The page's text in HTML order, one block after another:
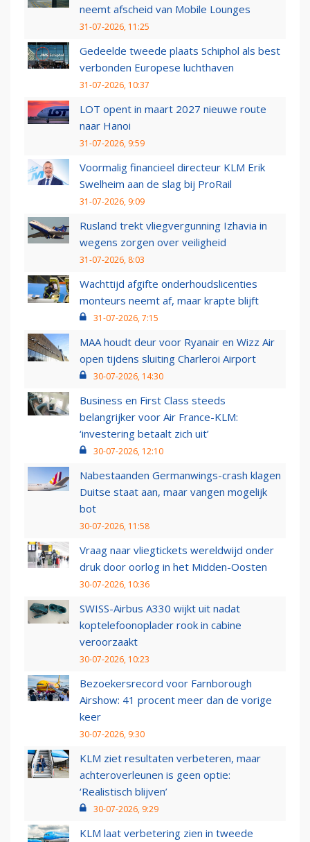
neemt afscheid van Mobile Lounges
31-07-2026, 11:25
Gedeelde tweede plaats Schiphol als best
verbonden Europese luchthaven
31-07-2026, 10:37
LOT opent in maart 2027 nieuwe route
naar Hanoi
31-07-2026, 9:59
Voormalig financieel directeur KLM Erik
Swelheim aan de slag bij ProRail
31-07-2026, 9:09
Rusland trekt vliegvergunning Izhavia in
wegens zorgen over veiligheid
31-07-2026, 8:03
Wachttijd afgifte onderhoudslicenties
monteurs neemt af, maar krapte blijft
31-07-2026, 7:15
MAA houdt deur voor Ryanair en Wizz Air
open tijdens sluiting Charleroi Airport
30-07-2026, 14:30
Business en First Class steeds
belangrijker voor Air France-KLM:
‘investering betaalt zich uit’
30-07-2026, 12:10
Nabestaanden Germanwings-crash klagen
Duitse staat aan, maar vangen mogelijk
bot
30-07-2026, 11:58
Vraag naar vliegtickets wereldwijd onder
druk door oorlog in het Midden-Oosten
30-07-2026, 10:36
SWISS-Airbus A330 wijkt uit nadat
koptelefoonoplader rook in cabine
veroorzaakt
30-07-2026, 10:23
Bezoekersrecord voor Farnborough
Airshow: 41 procent meer dan de vorige
keer
30-07-2026, 9:30
KLM ziet resultaten verbeteren, maar
achteroverleunen is geen optie:
‘Realistisch blijven’
30-07-2026, 9:29
KLM laat verbetering zien in tweede